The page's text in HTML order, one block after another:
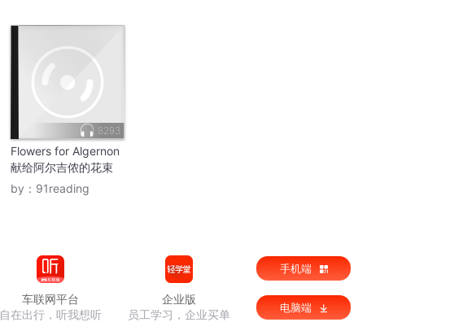
8293
Flowers for Algernon
献给阿尔吉侬的花束
by： 91reading
车联网平台
自在出行，听我想听
企业版
员工学习，企业买单
手机端
电脑端